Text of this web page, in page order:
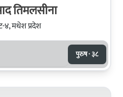
तिमलसीना
४, मधेश प्रदेश
पुरुष · ३८